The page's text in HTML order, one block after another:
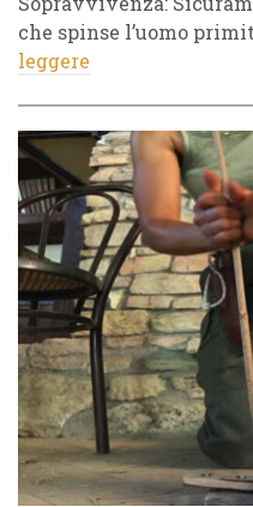
che spinse l’uomo
leggere